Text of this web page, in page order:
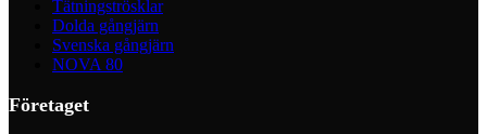
Tätningströsklar
Dolda gångjärn
Svenska gångjärn
NOVA 80
Företaget